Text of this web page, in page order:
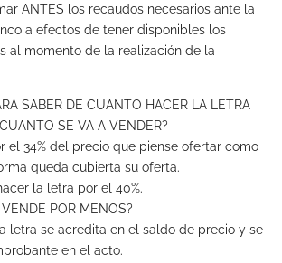
ANTES los recaudos necesarios ante la
a efectos de tener disponibles los
al momento de la realización de la
SABER DE CUANTO HACER LA LETRA
SE VA A VENDER?
el 34% del precio que piense ofertar como
queda cubierta su oferta.
la letra por el 40%.
POR MENOS?
letra se acredita en el saldo de precio y se
en el acto.